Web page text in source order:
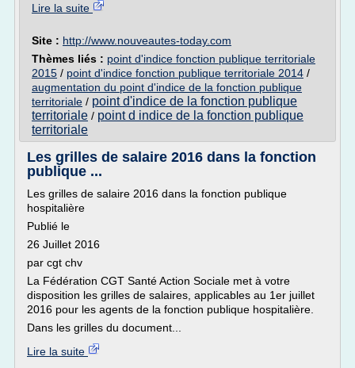
Lire la suite
Site : http://www.nouveautes-today.com
Thèmes liés : point d'indice fonction publique territoriale
2015 / point d'indice fonction publique territoriale 2014 /
augmentation du point d'indice de la fonction publique
territoriale / point d'indice de la fonction publique
territoriale / point d indice de la fonction publique
territoriale
Les grilles de salaire 2016 dans la fonction
publique ...
Les grilles de salaire 2016 dans la fonction publique
hospitalière
Publié le
26 Juillet 2016
par cgt chv
La Fédération CGT Santé Action Sociale met à votre
disposition les grilles de salaires, applicables au 1er juillet
2016 pour les agents de la fonction publique hospitalière.
Dans les grilles du document...
Lire la suite